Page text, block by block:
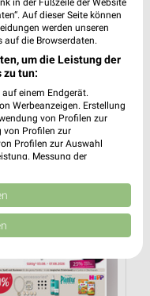
für
Auf dieser Seite können
werden unseren
die Browserdaten.
um die Leistung der
zu tun:
einem Endgerät.
Werbeanzeigen. Erstellung
von Profilen zur
von Profilen zur
Profilen zur Auswahl
Messung der
Quellen. Entwicklung und
Daten zur Auswahl
weitergegeben und in die